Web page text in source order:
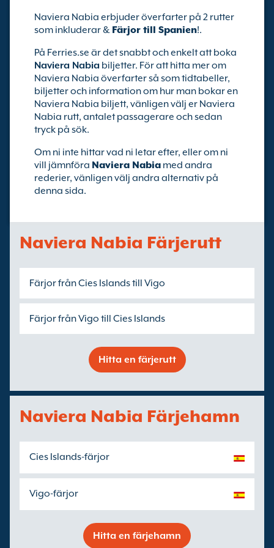
Naviera Nabia erbjuder överfarter på 2 rutter
som inkluderar & Färjor till Spanien!.
På Ferries.se är det snabbt och enkelt att boka
Naviera Nabia biljetter. För att hitta mer om
Naviera Nabia överfarter så som tidtabeller,
biljetter och information om hur man bokar en
Naviera Nabia biljett, vänligen välj er Naviera
Nabia rutt, antalet passagerare och sedan
tryck på sök.
Om ni inte hittar vad ni letar efter, eller om ni
vill jämnföra Naviera Nabia med andra
rederier, vänligen välj andra alternativ på
denna sida.
Naviera Nabia Färjerutt
Färjor från Cies Islands till Vigo
Färjor från Vigo till Cies Islands
Hitta en färjerutt
Naviera Nabia Färjehamn
Cies Islands-färjor
Vigo-färjor
Hitta en färjehamn